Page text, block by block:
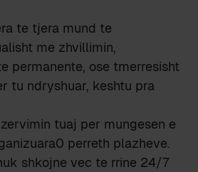
te tjera mund te
me zhvillimin,
permanente, ose tmerresisht
tu ndryshuar, keshtu pra
tuaj per mungesen e
perreth plazheve.
shkojne vec te rrine 24/7